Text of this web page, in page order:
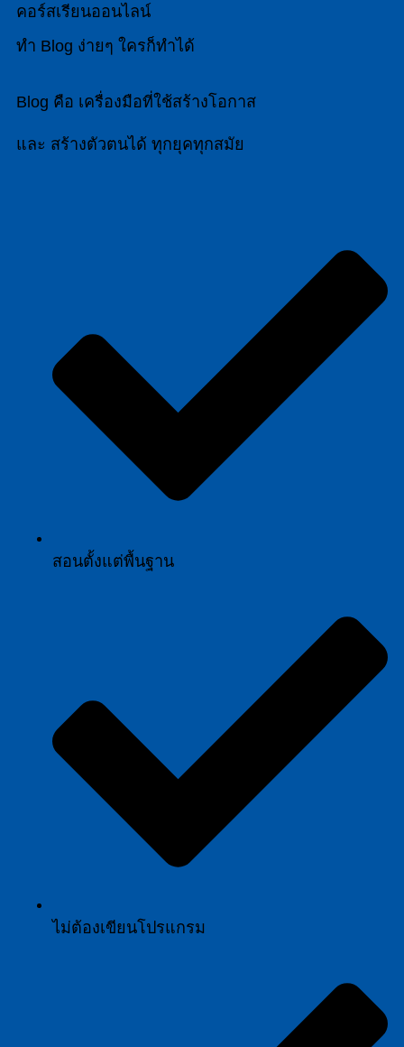
คอร์สเรียนออนไลน์
ทำ Blog ง่ายๆ ใครก็ทำได้
Blog คือ เครื่องมือที่ใช้สร้างโอกาส
และ สร้างตัวตนได้ ทุกยุคทุกสมัย
สอนตั้งแต่พื้นฐาน
ไม่ต้องเขียนโปรแกรม